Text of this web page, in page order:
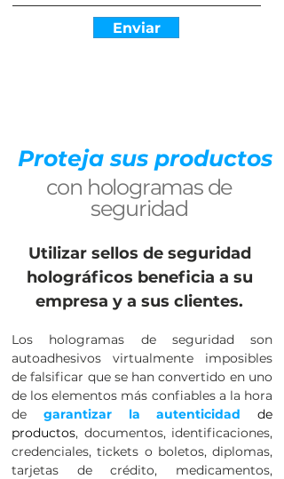
Enviar
Proteja sus productos
con hologramas de
seguridad
Utilizar sellos de seguridad
holográficos beneficia a su
empresa y a sus clientes.
Los hologramas de seguridad son
autoadhesivos virtualmente imposibles
de falsificar que se han convertido en uno
de los elementos más confiables a la hora
de garantizar la autenticidad de
productos, documentos, identificaciones,
credenciales, tickets o boletos, diplomas,
tarjetas de crédito, medicamentos,